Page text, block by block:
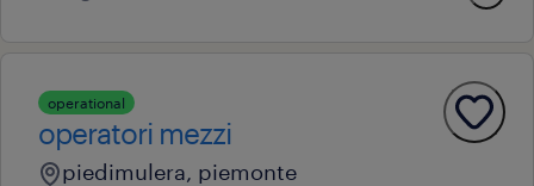
operational
operatori mezzi
piedimulera, piemonte